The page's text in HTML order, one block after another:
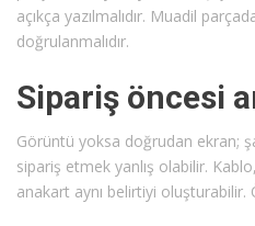
açıkça yazılmalıdır. Muadil
doğrulanmalıdır.
Sipariş öncesi
Görüntü yoksa doğrudan ekran;
sipariş etmek yanlış olabilir.
anakart aynı belirtiyi oluşturabilir.